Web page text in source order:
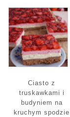
Ciasto z
truskawkami i
budyniem na
kruchym spodzie